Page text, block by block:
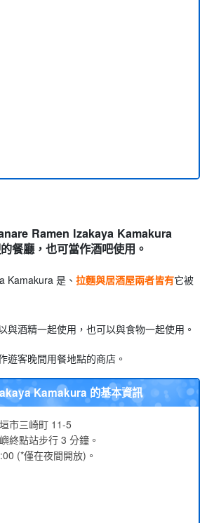
Ramen Izakaya Kamakura
餐廳，也可當作酒吧使用。
Kamakura 是、 拉麵與居酒屋兩者皆有它被
與酒精一起使用，也可以與食物一起使用。
遊客晚間用餐地點的商店。
Kamakura 的基本資訊
市三崎町 11-5
終點站步行 3 分鐘。
(*僅在夜間開放)。